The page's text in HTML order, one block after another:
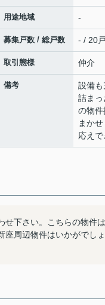
用途地域 -
募集戸数 / 総戸数 - / 20戸
取引態様 仲介
備考
設備
詰ま
の物
まか
応えで
せ下さい。こちらの物件
周辺物件はいかがでし